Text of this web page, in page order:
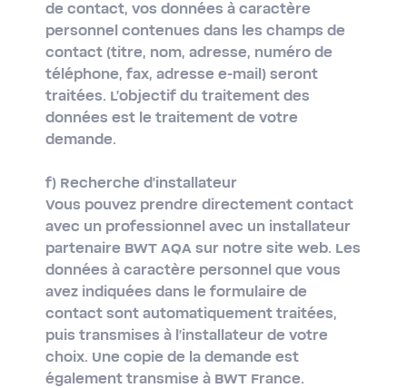
de contact, vos données à caractère
personnel contenues dans les champs de
contact (titre, nom, adresse, numéro de
téléphone, fax, adresse e-mail) seront
traitées. L'objectif du traitement des
données est le traitement de votre
demande.
f) Recherche d'installateur
Vous pouvez prendre directement contact
avec un professionnel avec un installateur
partenaire BWT AQA sur notre site web. Les
données à caractère personnel que vous
avez indiquées dans le formulaire de
contact sont automatiquement traitées,
puis transmises à l'installateur de votre
choix. Une copie de la demande est
également transmise à BWT France.